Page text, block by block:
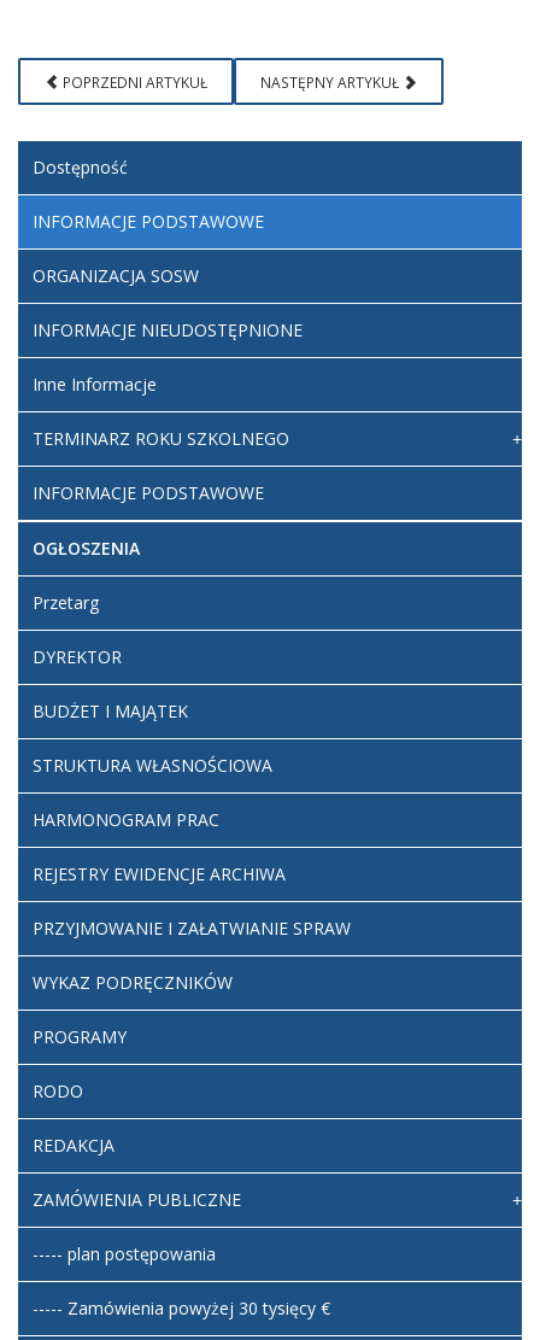
POPRZEDNI ARTYKUŁ NASTĘPNY ARTYKUŁ
Dostępność
INFORMACJE PODSTAWOWE
ORGANIZACJA SOSW
INFORMACJE NIEUDOSTĘPNIONE
Inne Informacje
TERMINARZ ROKU SZKOLNEGO
INFORMACJE PODSTAWOWE
OGŁOSZENIA
Przetarg
DYREKTOR
BUDŻET I MAJĄTEK
STRUKTURA WŁASNOŚCIOWA
HARMONOGRAM PRAC
REJESTRY EWIDENCJE ARCHIWA
PRZYJMOWANIE I ZAŁATWIANIE SPRAW
WYKAZ PODRĘCZNIKÓW
PROGRAMY
RODO
REDAKCJA
ZAMÓWIENIA PUBLICZNE
----- plan postępowania
----- Zamówienia powyżej 30 tysięcy €